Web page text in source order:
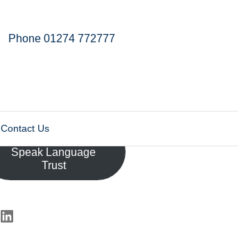
Phone 01274 772777
Contact Us
Speak Language
Trust
LinkedIn